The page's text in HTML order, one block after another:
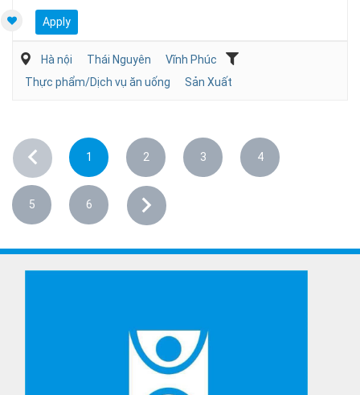
Apply
Hà nội Thái Nguyên
Vĩnh Phúc
Thực phẩm/Dịch vụ ăn uống
Sản Xuất
1 2 3 4
5 6